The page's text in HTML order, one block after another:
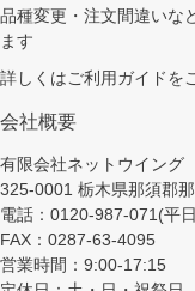
品種変更・注文間違いな
ます
詳しくはご利用ガイドを
会社概要
有限会社ネットウイング
325-0001 栃木県那須郡
電話：0120-987-071(平
FAX：0287-63-4095
営業時間：9:00-17:15